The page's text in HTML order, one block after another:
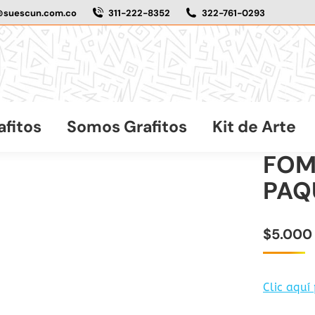
311-222-8352 322-761-0293
Somos Grafitos Kit de Arte
$5.000
Clic aquí